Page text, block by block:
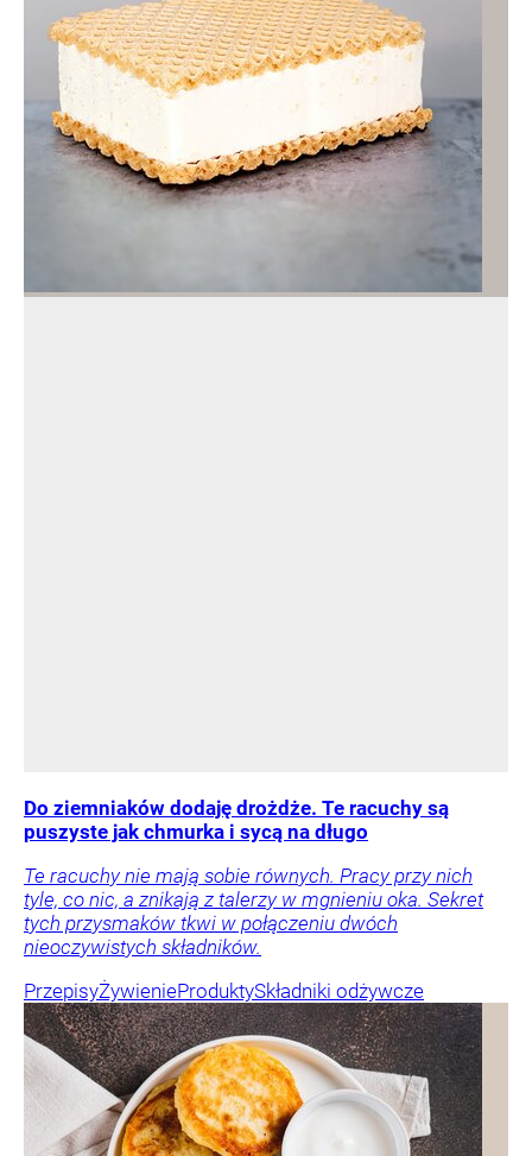
Do ziemniaków dodaję drożdże. Te racuchy są
puszyste jak chmurka i sycą na długo
Te racuchy nie mają sobie równych. Pracy przy nich
tyle, co nic, a znikają z talerzy w mgnieniu oka. Sekret
tych przysmaków tkwi w połączeniu dwóch
nieoczywistych składników.
PrzepisyŻywienieProduktySkładniki odżywcze